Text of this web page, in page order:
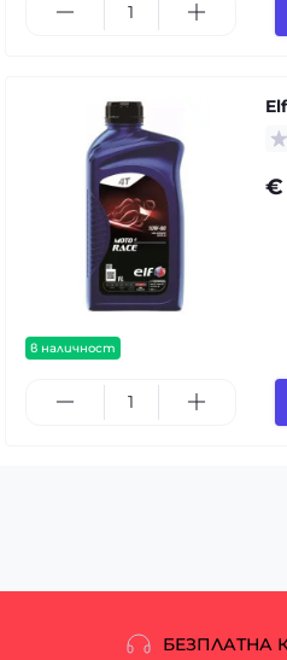
в наличност
€
БЕЗПЛАТНА